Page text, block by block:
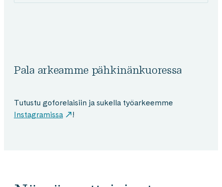
Pala arkeamme pähkinänkuoressa
Tutustu goforelaisiin ja sukella työarkeemme
Instagramissa
!